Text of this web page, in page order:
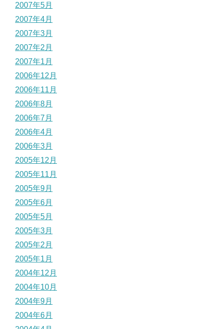
2007年5月
2007年4月
2007年3月
2007年2月
2007年1月
2006年12月
2006年11月
2006年8月
2006年7月
2006年4月
2006年3月
2005年12月
2005年11月
2005年9月
2005年6月
2005年5月
2005年3月
2005年2月
2005年1月
2004年12月
2004年10月
2004年9月
2004年6月